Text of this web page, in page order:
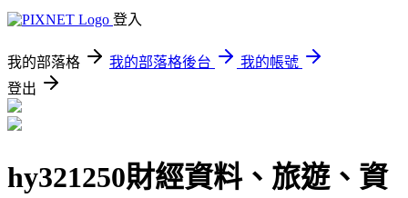
登入
我的部落格 我的部落格後台
我的帳號
登出
hy321250財經資料、旅遊、資